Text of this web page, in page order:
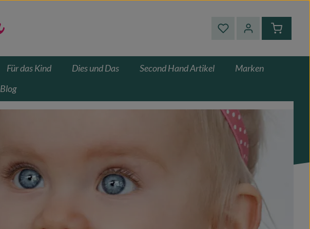
Du hast 0 Produkte auf
Für das Kind Dies und Das Second Hand Artikel
Marken
Blog